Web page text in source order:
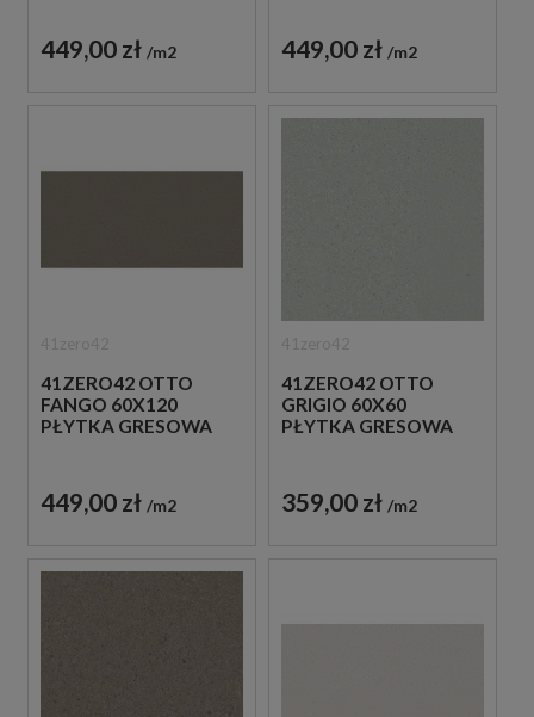
449,00 zł m2 449,00 zł m2
41ZERO42 OTTO
FANGO 60X120
PŁYTKA GRESOWA
449,00 zł m2
41ZERO42 OTTO
GRIGIO 60X60
PŁYTKA GRESOWA
359,00 zł m2